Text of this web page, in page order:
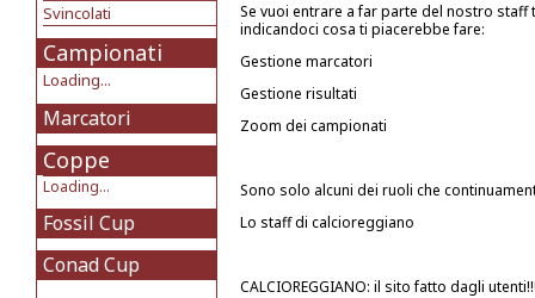
Svincolati
Campionati
Loading...
Marcatori
Coppe
Loading...
Fossil Cup
Conad Cup
Se vuoi entrare a far parte del nostro staff
indicandoci cosa ti piacerebbe fare:
Gestione marcatori
Gestione risultati
Zoom dei campionati
Sono solo alcuni dei ruoli che
Lo staff di calcioreggiano
CALCIOREGGIANO: il sito fatto dagli